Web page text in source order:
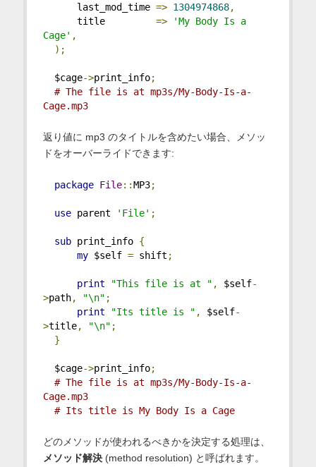
last_mod_time => 1304974868,
title =>
'My Body Is a
Cage' ,
);
$cage->print_info;
# The file is at mp3s/My-Body-Is-a-
Cage.mp3
返り値に mp3 のタイトルを含めたい場合、メソッ
ドをオーバーライドできます:
package File::MP3;
use parent 'File' ;
sub print_info {
my $self = shift ;
print "This file is at " , $self-
>path, "\n" ;
print
"Its title is " , $self-
>title, "\n" ;
}
$cage->print_info;
# The file is at mp3s/My-Body-Is-a-
Cage.mp3
# Its title is My Body Is a Cage
どのメソッドが使われるべきかを決定する処理は、
メソッド解決(method resolution) と呼ばれます。